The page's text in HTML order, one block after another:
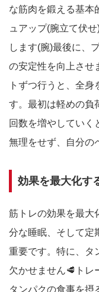
な筋肉を鍛える基本
ュアップ(腕立て伏
します(腕)最後に、
の安定性を向上させ
トずつ行うと、全
す。最初は軽めの負
回数を増やしていく
無理をせず、自分の
効果を最大化す
筋トレの効果を最大
分な睡眠、そして定
重要です。特に、タ
欠かせません🥩トレ
タンパクの食事を摂